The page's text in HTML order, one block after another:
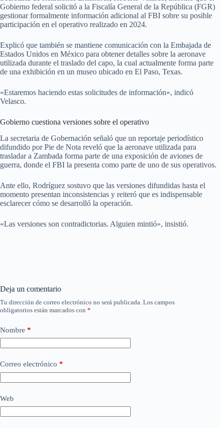
Gobierno federal solicitó a la Fiscalía General de la República (FGR)
gestionar formalmente información adicional al FBI sobre su posible
participación en el operativo realizado en 2024.
Explicó que también se mantiene comunicación con la Embajada de
Estados Unidos en México para obtener detalles sobre la aeronave
utilizada durante el traslado del capo, la cual actualmente forma parte
de una exhibición en un museo ubicado en El Paso, Texas.
«Estaremos haciendo estas solicitudes de información», indicó
Velasco.
Gobierno cuestiona versiones sobre el operativo
La secretaria de Gobernación señaló que un reportaje periodístico
difundido por Pie de Nota reveló que la aeronave utilizada para
trasladar a Zambada forma parte de una exposición de aviones de
guerra, donde el FBI la presenta como parte de uno de sus operativos.
Ante ello, Rodríguez sostuvo que las versiones difundidas hasta el
momento presentan inconsistencias y reiteró que es indispensable
esclarecer cómo se desarrolló la operación.
«Las versiones son contradictorias. Alguien mintió», insistió.
Deja un comentario
Tu dirección de correo electrónico no será publicada. Los campos
obligatorios están marcados con *
Nombre *
Correo electrónico *
Web